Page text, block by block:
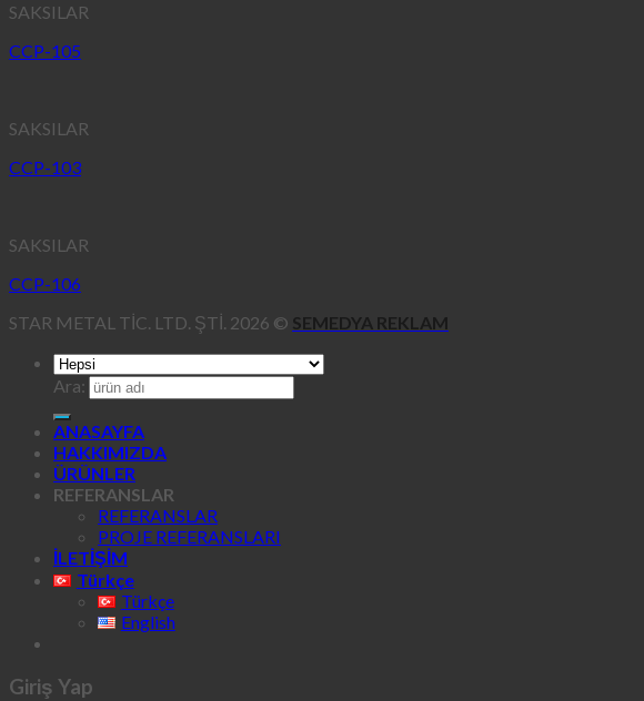
SAKSILAR
CCP-105
SAKSILAR
CCP-103
SAKSILAR
CCP-106
STAR METAL TİC. LTD. ŞTİ. 2026 © SEMEDYA REKLAM
Ara:
ANASAYFA
HAKKIMIZDA
ÜRÜNLER
REFERANSLAR
REFERANSLAR
PROJE REFERANSLARI
İLETİŞİM
Türkçe
Türkçe
English
Giriş Yap